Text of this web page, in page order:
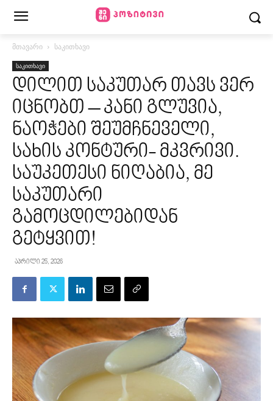
მთავარი საკითხავი
საკითხავი
დილით საკუთარ თავს ვერ
იცნობთ – კანი გლუვია,
ნაოჭები შეუმჩნეველი,
სახის კონტური- მკვრივი.
საუკეთესი ნიღაბია, მე
საკუთარი
გამოცდილებიდან
გეტყვით!
აპრილი 25, 2026